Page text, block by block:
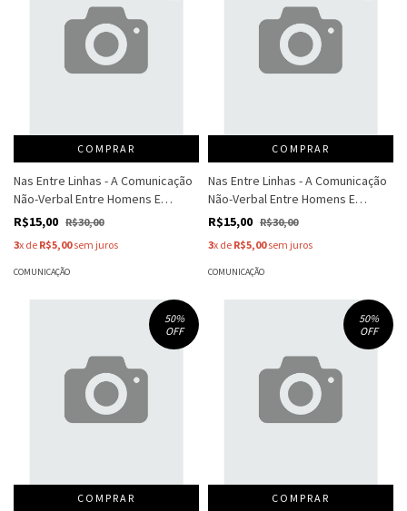
COMPRAR
Nas Entre Linhas - A Comunicação
Não-Verbal Entre Homens E
Mulheres - Nelson - Golant
R$15,00 R$30,00
3x de R$5,00sem juros
COMUNICAÇÃO
COMPRAR
Nas Entre Linhas - A Comunicação
Não-Verbal Entre Homens E
Mulheres - Nelson - Golant
R$15,00 R$30,00
3x de R$5,00sem juros
COMUNICAÇÃO
50%
OFF
COMPRAR
50%
OFF
COMPRAR